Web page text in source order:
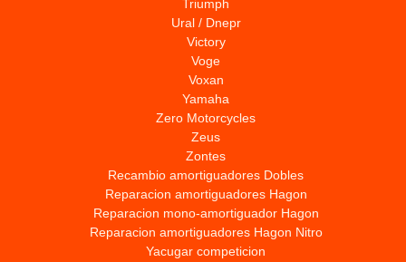
Triumph
Ural / Dnepr
Victory
Voge
Voxan
Yamaha
Zero Motorcycles
Zeus
Zontes
Recambio amortiguadores Dobles
Reparacion amortiguadores Hagon
Reparacion mono-amortiguador Hagon
Reparacion amortiguadores Hagon Nitro
Yacugar competicion